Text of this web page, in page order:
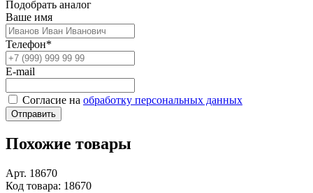
Подобрать аналог
Ваше имя
Телефон*
E-mail
Согласие на обработку персональных данных
Отправить
Похожие товары
Арт. 18670
Код товара: 18670